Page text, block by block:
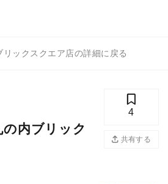
ックスクエア店の詳細に戻る
内ブリック
4
共有する